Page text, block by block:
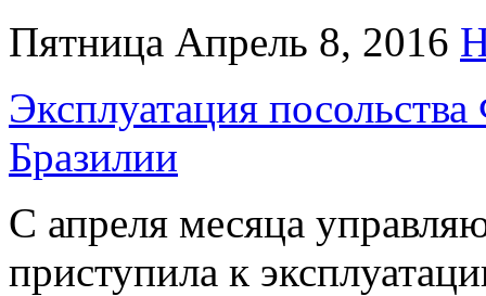
Пятница Апрель 8, 2016
Эксплуатация
Бразилии
С апреля месяца
приступила к